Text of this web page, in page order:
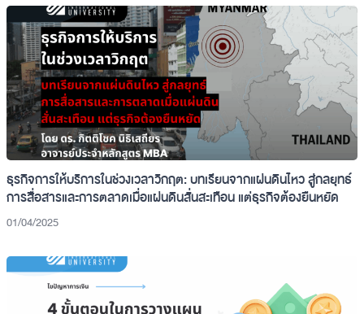
ธุรกิจการให้บริการในช่วงเวลาวิกฤต: บทเรียนจากแผ่นดินไหว สู่กลยุทธ์
การสื่อสารและการตลาดเมื่อแผ่นดินสั่นสะเทือน แต่ธุรกิจต้องยืนหยัด
01/04/2025